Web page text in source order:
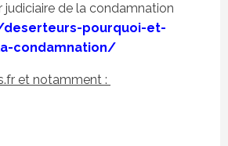
de la condamnation
pourquoi-et-
condamnation/
et notamment :